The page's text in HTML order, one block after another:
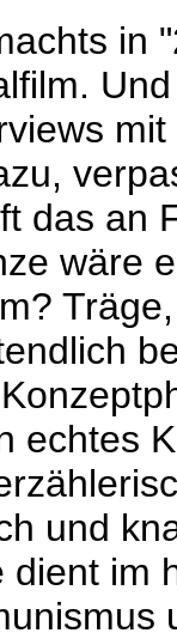
in
das an
wäre
echtes
und
im